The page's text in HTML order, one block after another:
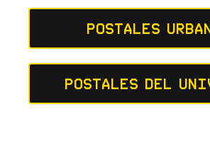
Postales
Postales del